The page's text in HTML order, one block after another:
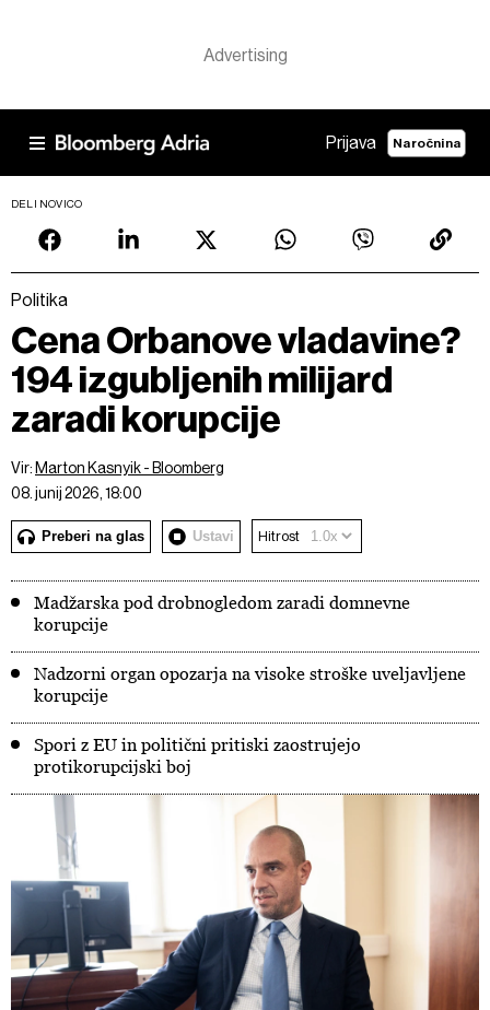
Prijava Naročnina
DELI NOVICO
Politika
Cena Orbanove vladavine?
194 izgubljenih milijard
zaradi korupcije
Vir: Marton Kasnyik - Bloomberg
08. junij 2026, 18:00
Preberi na glas Ustavi Hitrost
Madžarska pod drobnogledom zaradi domnevne
korupcije
Nadzorni organ opozarja na visoke stroške uveljavljene
korupcije
Spori z EU in politični pritiski zaostrujejo
protikorupcijski boj